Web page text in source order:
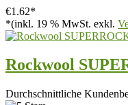
€1.62*
*(inkl. 19 % MwSt. exkl.
Rockwool
Durchschnittliche